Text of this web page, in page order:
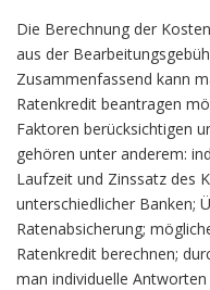
Die Berechnung der
aus der
Zusammenfassend kann
Ratenkredit beantragen
Faktoren berücksichtigen
gehören unter anderem:
Laufzeit und Zinssatz des
unterschiedlicher Banken;
Ratenabsicherung;
Ratenkredit berechnen;
man individuelle